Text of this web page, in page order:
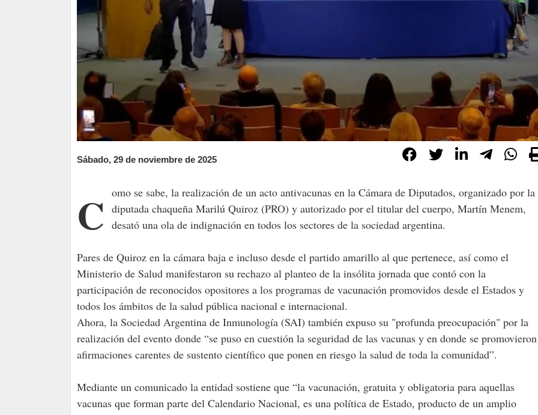
Sábado, 29 de noviembre de 2025
Como se sabe, la realización de un acto antivacunas en la Cámara de Diputados, organizado por la diputada chaqueña Marilú Quiroz (PRO) y autorizado por el titular del cuerpo, Martín Menem,
desató una ola de indignación en todos los sectores de la sociedad argentina.
Pares de Quiroz en la cámara baja e incluso desde el partido amarillo al que pertenece, así como el
Ministerio de Salud manifestaron su rechazo al planteo de la insólita jornada que contó con la
participación de reconocidos opositores a los programas de vacunación promovidos desde el Estados y
todos los ámbitos de la salud pública nacional e internacional.
Ahora, la Sociedad Argentina de Inmunología (SAI) también expuso su "profunda preocupación" por la
realización del evento donde “se puso en cuestión la seguridad de las vacunas y en donde se promovieron
afirmaciones carentes de sustento científico que ponen en riesgo la salud de toda la comunidad”.
Mediante un comunicado la entidad sostiene que “la vacunación, gratuita y obligatoria para aquellas
vacunas que forman parte del Calendario Nacional, es una política de Estado, producto de un amplio